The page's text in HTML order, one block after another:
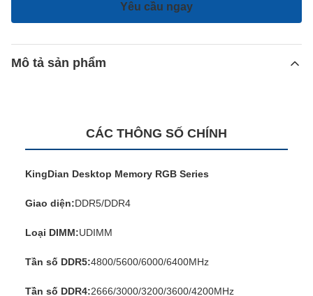
Yêu cầu ngay
Mô tả sản phẩm
CÁC THÔNG SỐ CHÍNH
KingDian Desktop Memory RGB Series
Giao diện:DDR5/DDR4
Loại DIMM:UDIMM
Tần số DDR5:4800/5600/6000/6400MHz
Tần số DDR4:2666/3000/3200/3600/4200MHz